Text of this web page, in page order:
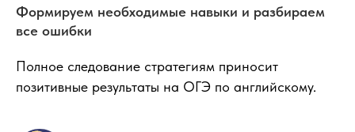
Формируем необходимые навыки и разбираем
все ошибки
Полное следование стратегиям приносит
позитивные результаты на ОГЭ по английскому.